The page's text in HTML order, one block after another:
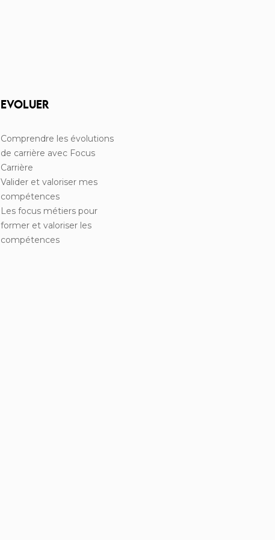
EVOLUER
Comprendre les évolutions
de carrière avec Focus
Carrière
Valider et valoriser mes
compétences
Les focus métiers pour
former et valoriser les
compétences